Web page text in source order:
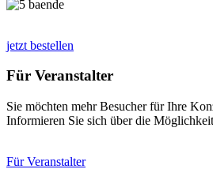
jetzt bestellen
Für Veranstalter
Sie möchten mehr Besucher für Ihre
Informieren Sie sich über die
Für Veranstalter